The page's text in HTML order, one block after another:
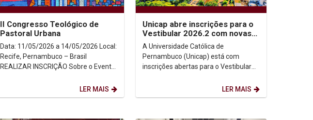
II Congresso Teológico de
Pastoral Urbana
Data: 11/05/2026 a 14/05/2026 Local:
Recife, Pernambuco – Brasil
REALIZAR INSCRIÇÃO Sobre o Evento
LER MAIS
Unicap abre inscrições para o
Vestibular 2026.2 com novas
modalidades de ingresso
A Universidade Católica de
Pernambuco (Unicap) está com
inscrições abertas para o Vestibular
LER MAIS